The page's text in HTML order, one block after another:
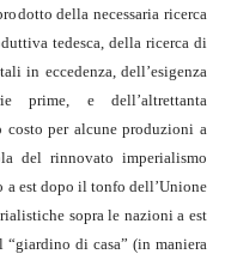
della necessaria ricerca
tedesca, della ricerca di
in eccedenza, dell’esigenza
prime, e dell’altrettanta
costo per alcune produzioni a
del rinnovato imperialismo
a est dopo il tonfo dell’Unione
sopra le nazioni a est
di casa” (in maniera